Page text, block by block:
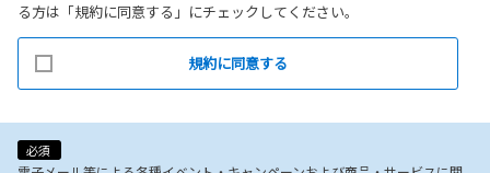
連絡
(2)お客様から照会があった場合のリクエスト情報の確認
(3)お客様に不利益を与えないために行う、お客様に対する迅速なご連絡
（電子メール、電話、郵送によるご連絡）
(5)商品の企画・開発あるいはお客様満足向上策などの検討のためのお客
る方は「規約に同意する」にチェックしてください。
規約に同意する
必須